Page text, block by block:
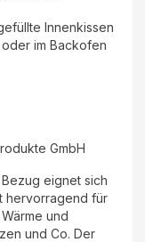
Innenkissen
im Backofen
GmbH
eignet sich
hervorragend für
und
und Co. Der